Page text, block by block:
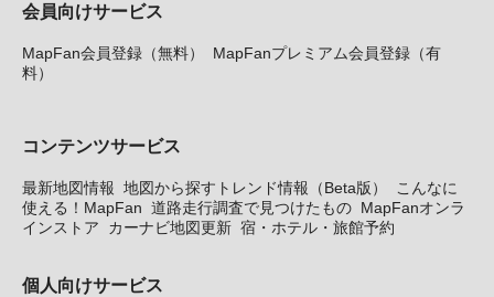
会員向けサービス
MapFan会員登録（無料）
MapFanプレミアム会員登録（有
料）
コンテンツサービス
最新地図情報 地図から探すトレンド情報（Beta版）
こんなに
使える！MapFan 道路走行調査で見つけたもの MapFanオンラ
インストア
カーナビ地図更新 宿・ホテル・旅館予約
個人向けサービス